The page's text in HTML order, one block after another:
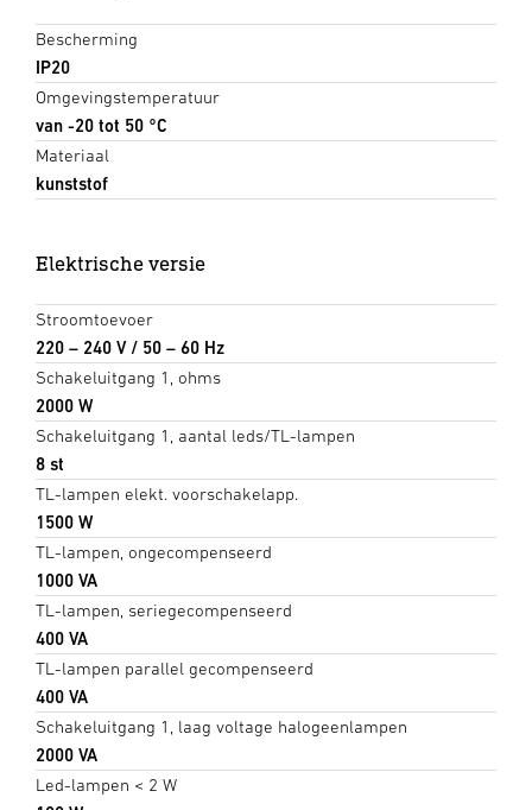
Bescherming
IP20
Omgevingstemperatuur
van -20 tot 50 °C
Materiaal
kunststof
Elektrische versie
Stroomtoevoer
220 – 240 V / 50 – 60 Hz
Schakeluitgang 1, ohms
2000 W
Schakeluitgang 1, aantal leds/TL-lampen
8 st
TL-lampen elekt. voorschakelapp.
1500 W
TL-lampen, ongecompenseerd
1000 VA
TL-lampen, seriegecompenseerd
400 VA
TL-lampen parallel gecompenseerd
400 VA
Schakeluitgang 1, laag voltage halogeenlampen
2000 VA
Led-lampen < 2 W